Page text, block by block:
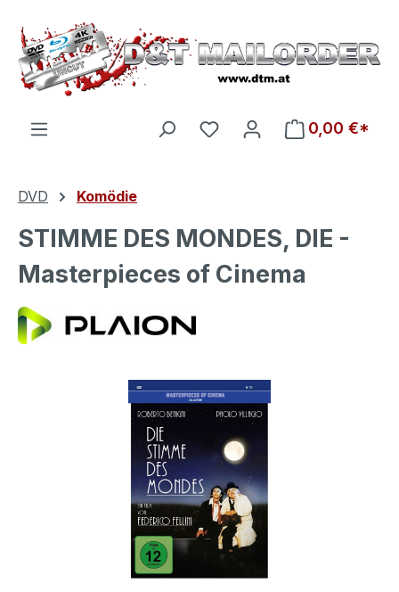
Zum Hauptinhalt springen
Du hast 0 Produkte auf
0,00 €*
DVD Komödie
STIMME DES MONDES, DIE -
Masterpieces of Cinema
Bildergalerie überspringen